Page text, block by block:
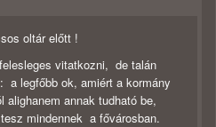
oltár előtt !
vitatkozni, de talán
a legfőbb ok, amiért a kormány
alighanem annak tudható be,
mindennek a fővárosban.